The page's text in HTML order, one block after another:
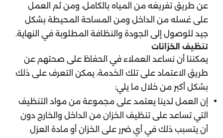
عن طريق تفريغه من المياه بالكامل، ومن ثم العمل
على غسله من الداخل ومن المساحة المحيطة بشكل
جيد للوصول إلى الجودة والنظافة المطلوبة في النهاية.
تنظيف الخزانات
يمكننا أن نساعد العملاء في الحفاظ على صحتهم عن
طريق الاعتماد على تلك الخدمة، يمكن التعرف على ذلك
بشكل أكبر من خلال ما يلي:
إن العمل لدينا يعتمد على مجموعة من مواد التنظيف
التي تساعد على تنظيف الخزان من الداخل والخارج دون
أن يتسبب ذلك في أي ضرر على الخزان أو مادة العزل